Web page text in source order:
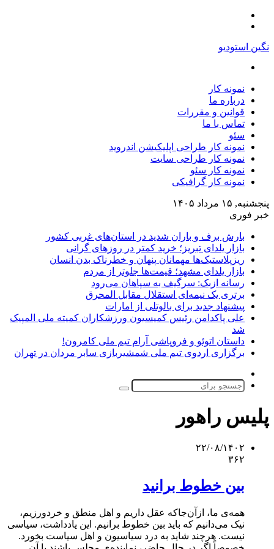
نگین استودیو
نمونه کار
درباره ما
قوانین و مقررات
تماس با ما
سئو
نمونه کار طراحی اپلیکیشن اندروید
نمونه کار طراحی سایت
نمونه کار سئو
نمونه کار گرافیکی
پنجشنبه, ۱۵ مرداد ۱۴۰۵
خبر فوری
بارش برف و باران شدید در استان‌های غربی کشور
بازار یلدای تبریز؛ خرید کمتر در روزهای گرانی
ریزپلاستیک‌ها مهمانان پنهان و خطرناک بدن انسان
بازار یلدای مشهد؛ قیمت‌ها جلوتر از مردم
رسانه ازبک: سرگیف به سپاهان می‌رود
برتری یک نیمه‌ای استقلال مقابل المحرق
پیشنهاد جدید برای بالوتلی از امارات
علی پاکدامن رئیس کمیسیون ورزشکاران کمیته ملی المپیک
شد
داستان اتوئو و فروپاشی آرام تیم ملی کامرون!
برگزاری اردوی تیم ملی شمشیربازی سابر مردان در تهران
پوسته
جستجو
پلیس راهور
۲۲/۰۸/۱۴۰۲
۳۶۲
بین خطوط برانید
همه‌ی ما، ازآن‌جاکه عقل داریم و اهل منطق و خردورزیم،
نیک می‌دانیم که باید بین خطوط برانیم. این یادداشت، سیاسی
نیست. هرچند شاید به درد سیاسیون و اهل سیاست بخورد.